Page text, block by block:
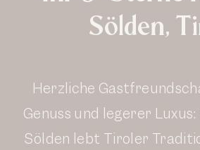
Sölden,
Herzliche
Genuss und legerer
Sölden lebt Tiroler